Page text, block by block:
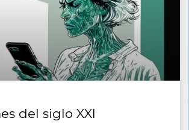
del siglo XXI